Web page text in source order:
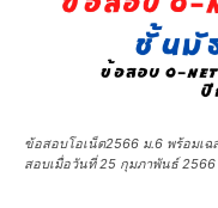
ข้อสอบโอเน็ต2566 ม.6 พร้อมเ
สอบเมื่อวันที่ 25 กุมภาพันธ์